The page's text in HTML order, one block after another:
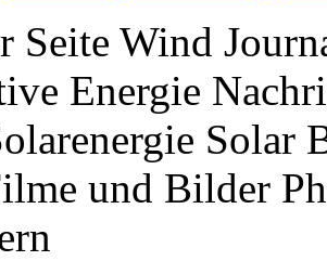
Seite Wind
Energie
Solar
und Bilder